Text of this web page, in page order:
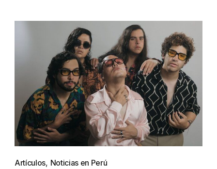
Artículos, Noticias en Perú